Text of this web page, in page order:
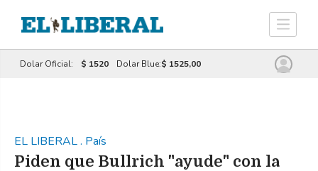
Dolar Oficial: $ 1520 Dolar Blue:$ 1525,00
EL LIBERAL. País
Piden que Bullrich "ayude" con la